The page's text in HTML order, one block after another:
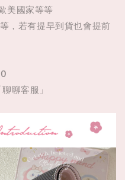
美國家等等
，若有提早到貨也會提前
聊客服」